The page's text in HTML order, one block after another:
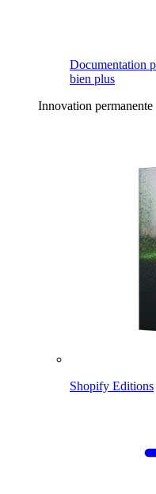
Documentation
bien plus
Innovation permanente
Shopify Editions